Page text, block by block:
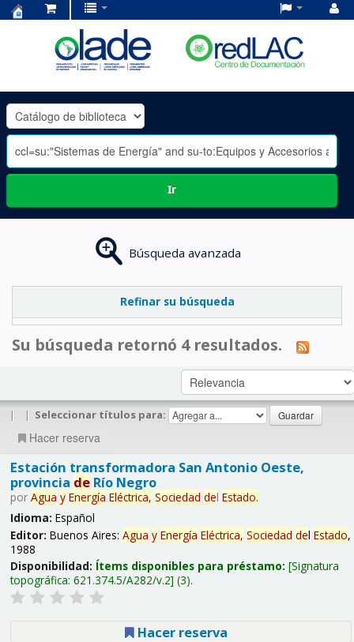
OLADE
-
Ir
Búsqueda avanzada
Refinar su búsqueda
Su búsqueda retornó 4 resultados.
| | Seleccionar títulos para:
Hacer reserva
Estación transformadora San Antonio Oeste,
provincia deRío Negro
por Agua y Energía Eléctrica, Sociedad del Estado.
Idioma: Español
Editor: Buenos Aires: Agua y Energía Eléctrica, Sociedad del Estado,
1988
Disponibilidad: Ítems disponibles para préstamo: Signatura
topográfica: 621.374.5/A282/v.2 (3).
Hacer reserva